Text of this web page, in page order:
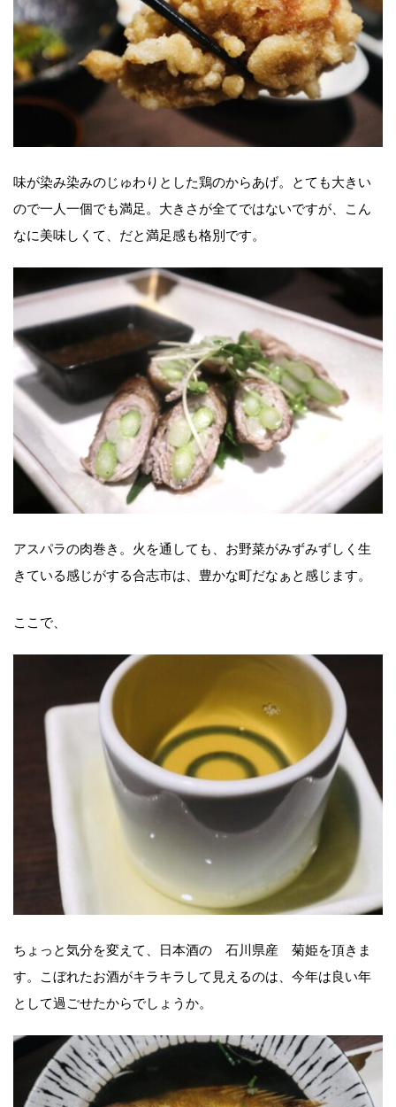
味が染み染みのじゅわりとした鶏のからあげ。とても大きい
ので一人一個でも満足。大きさが全てではないですが、こん
なに美味しくて、だと満足感も格別です。
アスパラの肉巻き。火を通しても、お野菜がみずみずしく生
きている感じがする合志市は、豊かな町だなぁと感じます。
ここで、
ちょっと気分を変えて、日本酒の 石川県産 菊姫を頂きま
す。こぼれたお酒がキラキラして見えるのは、今年は良い年
として過ごせたからでしょうか。